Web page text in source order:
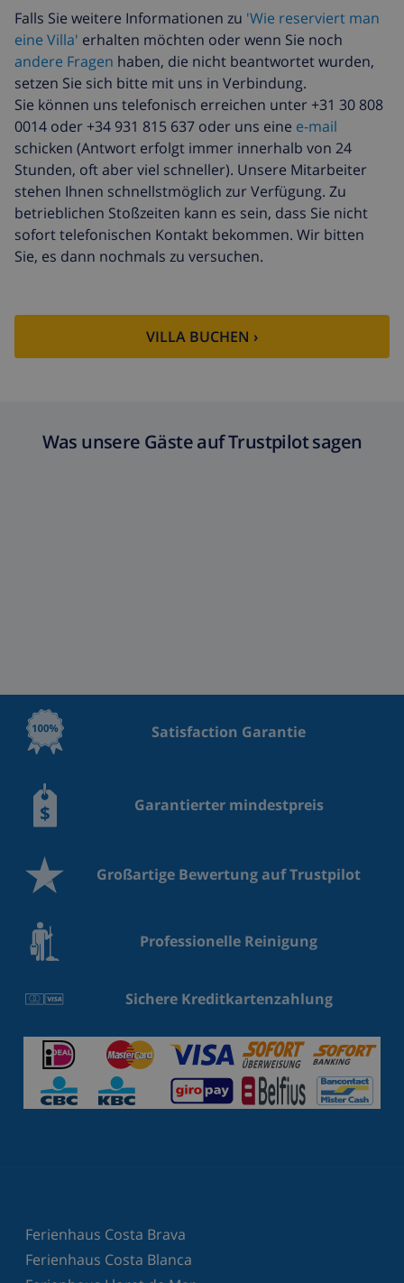
Zusätzliche
bettwäsche
17,59 $ pro Person , bei der
Ankunft zu zahlen
Zusätzliche
handtücher
8,80 $ pro Person , bei der
Ankunft zu zahlen
Späte abreise
113,75 $
Zusätzliche
reinigung
basiert auf den
Energieverbrauch
(52,77 $/HOUR)
Reiserücktrittsfonds:
4.80% der Gesamtsumme
Falls Sie weitere Informationen zu 'Wie reserviert man
eine Villa' erhalten möchten oder wenn Sie noch
andere Fragen haben, die nicht beantwortet wurden,
setzen Sie sich bitte mit uns in Verbindung.
Sie können uns telefonisch erreichen unter +31 30 808
0014 oder +34 931 815 637 oder uns eine e-mail
schicken (Antwort erfolgt immer innerhalb von 24
Stunden, oft aber viel schneller). Unsere Mitarbeiter
stehen Ihnen schnellstmöglich zur Verfügung. Zu
betrieblichen Stoßzeiten kann es sein, dass Sie nicht
sofort telefonischen Kontakt bekommen. Wir bitten
Sie, es dann nochmals zu versuchen.
VILLA BUCHEN ›
Was unsere Gäste auf Trustpilot sagen
Satisfaction Garantie
Garantierter mindestpreis
Großartige Bewertung auf Trustpilot
Professionelle Reinigung
Sichere Kreditkartenzahlung
Ferienhaus Costa Brava
Ferienhaus Costa Blanca